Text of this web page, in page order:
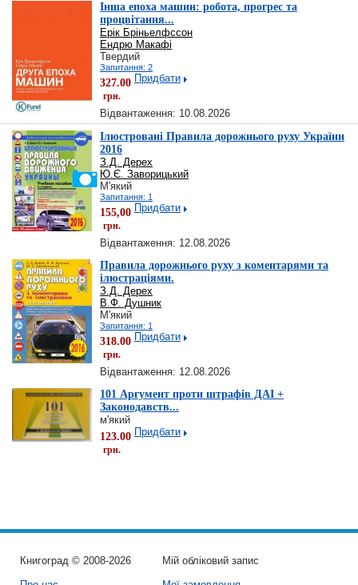
Інша епоха машин: робота, прогрес та
процвітання...
Ерік Бріньелфссон
Ендрю Макафі
Твердий
Запитання: 2
327.00
грн.
Придбати
Відвантаження: 10.08.2026
Ілюстровані Правила дорожнього руху України
2016
З.Д. Дерех
Ю.Є. Заворицький
М'який
Запитання: 1
155,00
грн.
Придбати
Відвантаження: 12.08.2026
Правила дорожнього руху з коментарями та
ілюстраціями.
З.Д. Дерех
В.Ф. Душник
М'який
Запитання: 1
318.00
грн.
Придбати
Відвантаження: 12.08.2026
101 Аргумент проти штрафів ДАІ +
Законодавств...
м'який
123.00
грн.
Придбати
Книгоград © 2008-2026
Мій обліковий запис